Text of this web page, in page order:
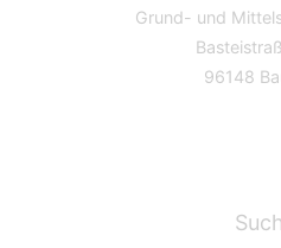
Grund- und
96148